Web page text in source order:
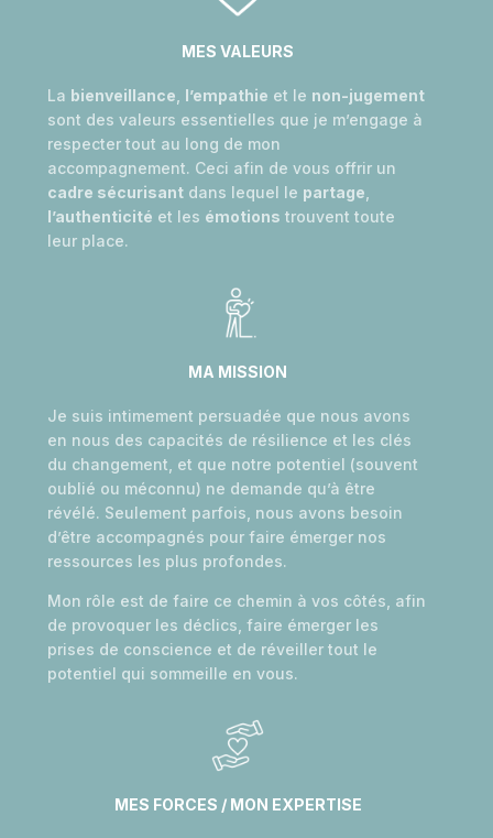
MES VALEURS
La bienveillance l’empathie et le non-jugement
sont des valeurs essentielles que je m’engage à
respecter tout au long de mon
accompagnement. Ceci afin de vous offrir un
cadre sécurisant dans lequel le partage
l’authenticité et les émotions trouvent toute
leur place.
MA MISSION
Je suis intimement persuadée que nous avons
en nous des capacités de résilience et les clés
du changement, et que notre potentiel (souvent
oublié ou méconnu) ne demande qu’à être
révélé. Seulement parfois, nous avons besoin
d’être accompagnés pour faire émerger nos
ressources les plus profondes.
Mon rôle est de faire ce chemin à vos côtés, afin
de provoquer les déclics, faire émerger les
prises de conscience et de réveiller tout le
potentiel qui sommeille en vous.
MES FORCES / MON EXPERTISE